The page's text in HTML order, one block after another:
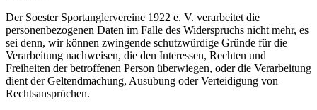
Der Soester Sportanglervereine 1922 e. V. verarbeitet die
personenbezogenen Daten im Falle des Widerspruchs nicht mehr, es
sei denn, wir können zwingende schutzwürdige Gründe für die
Verarbeitung nachweisen, die den Interessen, Rechten und
Freiheiten der betroffenen Person überwiegen, oder die Verarbeitung
dient der Geltendmachung, Ausübung oder Verteidigung von
Rechtsansprüchen.